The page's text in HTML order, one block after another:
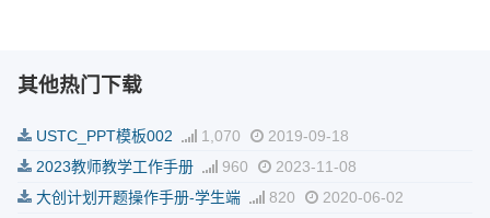
其他热门下载
USTC_PPT模板002 1,070
2019-09-18
2023教师教学工作手册
960
2023-11-08
大创计划开题操作手册-学生端
820
2020-06-02